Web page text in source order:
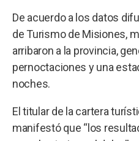
De acuerdo a los datos
de Turismo de Misiones,
arribaron a la provincia,
pernoctaciones y una
noches.
El titular de la cartera
manifestó que “los